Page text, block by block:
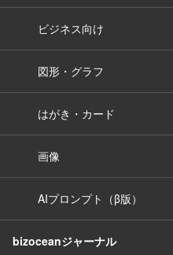
ビジネス向け
図形・グラフ
はがき・カード
画像
AIプロンプト（β版）
bizoceanジャーナル